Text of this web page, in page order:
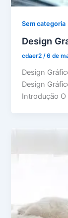
Sem categoria
Design
cdaer2/6 de
Design
Design
Introdução